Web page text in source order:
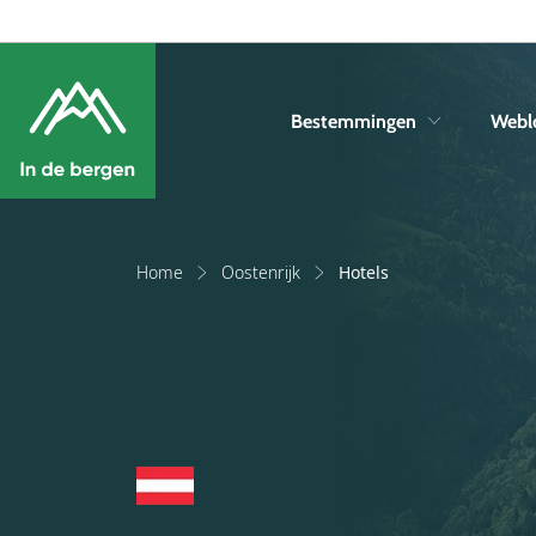
Bestemmingen
Home Oostenrijk Hotels